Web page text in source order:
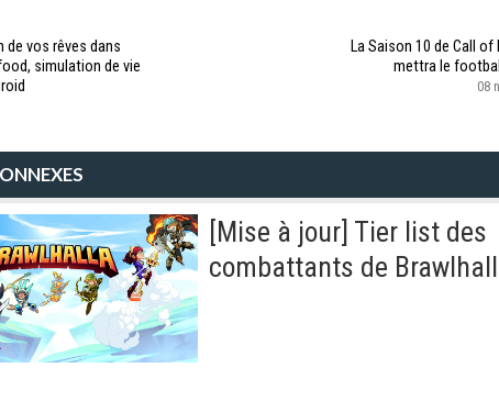
de vos rêves dans
simulation de vie
La Saison 10 de Call of
mettra le
08
[Mise à jour] Tier list des
combattants de